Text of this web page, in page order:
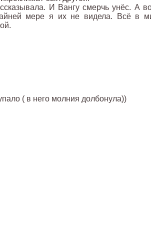
И Вангу смерчь унёс. А
мере я их не видела. Всё в
( в него молния долбонула))